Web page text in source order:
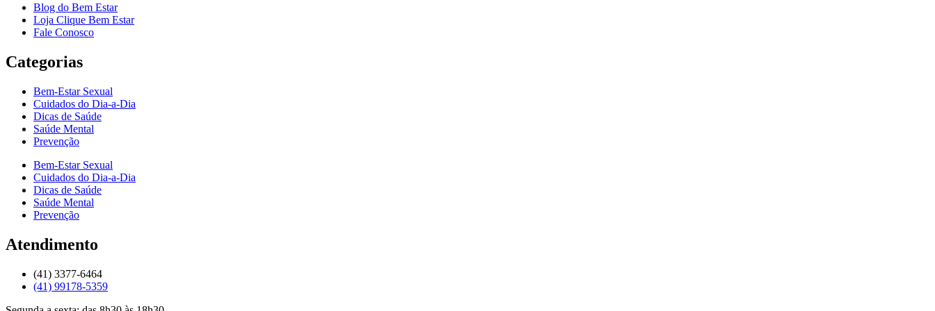
Blog do Bem Estar
Loja Clique Bem Estar
Fale Conosco
Categorias
Bem-Estar Sexual
Cuidados do Dia-a-Dia
Dicas de Saúde
Saúde Mental
Prevenção
Bem-Estar Sexual
Cuidados do Dia-a-Dia
Dicas de Saúde
Saúde Mental
Prevenção
Atendimento
(41) 3377-6464
(41) 99178-5359